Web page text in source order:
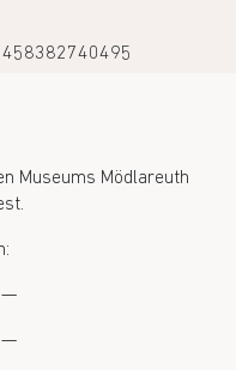
Museums Mödlareuth
—
—